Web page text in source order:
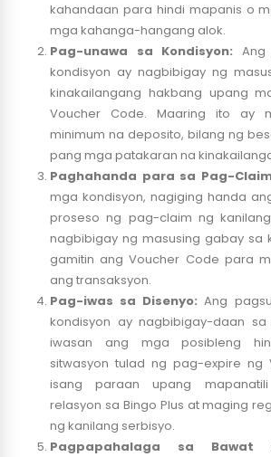
kahandaan para hindi mapanis o
mga kahanga-hangang alok.
Pag-unawa sa Kondisyon:
kondisyon ay nagbibigay ng
kinakailangang hakbang upang
Voucher Code. Maaring ito ay
minimum na deposito, bilang ng
pang mga patakaran na
Paghahanda para sa Pag-
mga kondisyon, nagiging handa
proseso ng pag-claim ng
nagbibigay ng masusing gabay sa
gamitin ang Voucher Code para
ang transaksyon.
Pag-iwas sa Disenyo:Ang
kondisyon ay nagbibigay-daan
iwasan ang mga posibleng
sitwasyon tulad ng pag-expire ng
isang paraan upang
relasyon sa Bingo Plus at maging
ng kanilang serbisyo.
Pagpapahalaga sa Bawat